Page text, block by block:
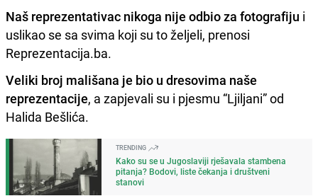
Naš reprezentativac nikoga nije odbio za fotografiju i
uslikao se sa svima koji su to željeli, prenosi
Reprezentacija.ba.
Veliki broj mališana je bio u dresovima naše
reprezentacije, a zapjevali su i pjesmu “Ljiljani” od
Halida Bešlića.
TRENDING
Kako su se u Jugoslaviji rješavala stambena
pitanja? Bodovi, liste čekanja i društveni
stanovi